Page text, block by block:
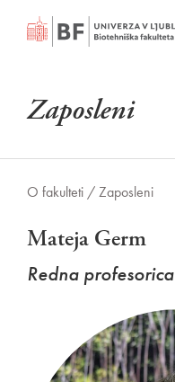
Zaposleni
O fakulteti /Zaposleni
Mateja Germ
Redna profesorica